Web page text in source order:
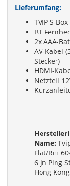
Lieferumfang:
TVIP S-
BT
2x AAA-
AV-Kabel
Stecker)
HDMI-
Netzteil
Name:
Flat/Rm
6 jn Ping
Hong Kong